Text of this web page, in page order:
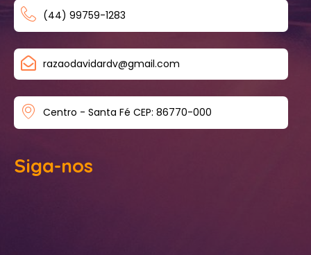
(44) 99759-1283
razaodavidardv@gmail.com
Centro - Santa Fé CEP: 86770-000
Siga-nos